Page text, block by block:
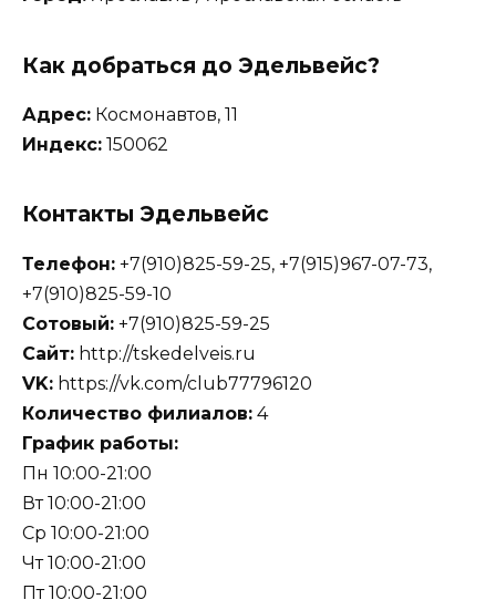
Как добраться до Эдельвейс?
Адрес: Космонавтов, 11
Индекс: 150062
Контакты Эдельвейс
Телефон: +7(910)825-59-25, +7(915)967-07-73,
+7(910)825-59-10
Сотовый: +7(910)825-59-25
Сайт: http://tskedelveis.ru
VK: https://vk.com/club77796120
Количество филиалов: 4
График работы:
Пн 10:00-21:00
Вт 10:00-21:00
Ср 10:00-21:00
Чт 10:00-21:00
Пт 10:00-21:00